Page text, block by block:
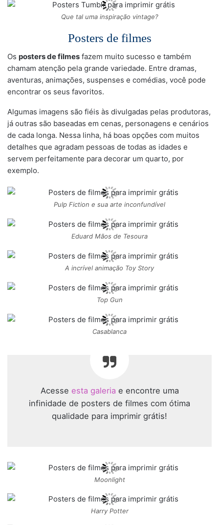
Que tal uma inspiração vintage?
Posters de filmes
Os posters de filmes fazem muito sucesso e também
chamam atenção pela grande variedade. Entre dramas,
aventuras, animações, suspenses e comédias, você pode
encontrar os seus favoritos.
Algumas imagens são fiéis às divulgadas pelas produtoras,
já outras são baseadas em cenas, personagens e cenários
de cada longa. Nessa linha, há boas opções com muitos
detalhes que agradam pessoas de todas as idades e
servem perfeitamente para decorar um quarto, por
exemplo.
Pulp Fiction e sua arte inconfundível
Eduard Mãos de Tesoura
A incrível animação Toy Story
Top Gun
Casablanca
Acesse esta galeria e encontre uma
infinidade de posters de filmes com ótima
qualidade para imprimir grátis!
Moonlight
Harry Potter